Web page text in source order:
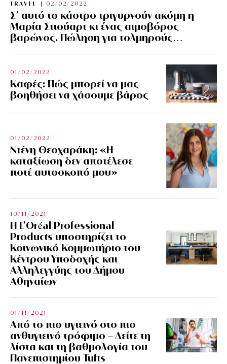
TRAVEL 02/02/2022
Σ’ αυτό το κάστρο τριγυρνούν ακόμη η
Μαρία Στιούαρτ κι ένας αιμοβόρος
βαρώνος. Πώληση για τολμηρούς…
01/02/2022
Kαφές: Πώς μπορεί να μας
βοηθήσει να χάσουμε βάρος
01/02/2022
Ντένη Θεοχαράκη: «Η
καταξίωση δεν αποτέλεσε
ποτέ αυτοσκοπό μου»
10/11/2021
Η L’Οréal Professional
Products υποστηρίζει το
Κοινωνικό Κομμωτήριο του
Κέντρου Υποδοχής και
Αλληλεγγύης του Δήμου
Αθηναίων
01/11/2021
Από το πιο υγιεινό στο πιο
ανθυγιεινό τρόφιμο – Δείτε τη
λίστα και τη βαθμολογία του
Πανεπιστημίου Tufts